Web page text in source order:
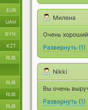
Милена
Очень
Развернуть (1)
Nikki
Вы очень
Развернуть (1)
EUR
UAH
BYN
KZT
RUB
RUB
RUB
RUB